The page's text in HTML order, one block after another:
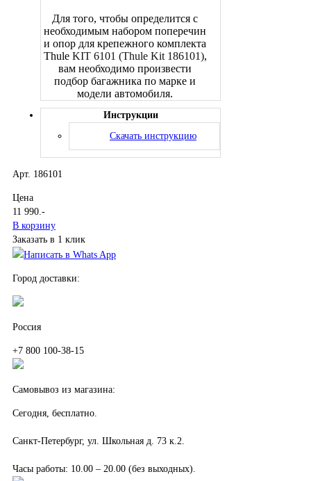
Для того, чтобы определится с
необходимым набором поперечин
и опор для крепежного комплекта
Thule KIT 6101 (Thule Kit 186101),
вам необходимо произвести
подбор багажника по марке и
модели автомобиля.
Инструкции
Скачать инструкцию
Арт. 186101
Цена
11 990 .-
В корзину
Заказать в 1 клик
Написать в Whats App
Город доставки:
Россия
+7 800 100-38-15
Самовывоз из магазина:
Сегодня, бесплатно.
Санкт-Петербург, ул. Школьная д. 73 к.2.
Часы работы: 10.00 – 20.00 (без выходных).